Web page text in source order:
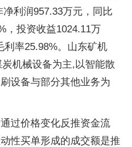
利润957.33万元，同比
，投资收益1024.11万
利率25.98%。山东矿机
炭机械设备为主,以智能散
设备与部分其他业务为
过价格变化反推资金流
性买单形成的成交额是推